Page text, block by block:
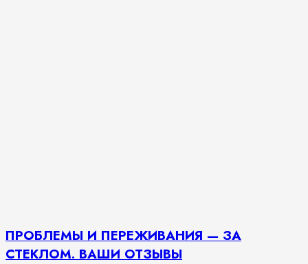
ПРОБЛЕМЫ И ПЕРЕЖИВАНИЯ — ЗА
СТЕКЛОМ. ВАШИ ОТЗЫВЫ